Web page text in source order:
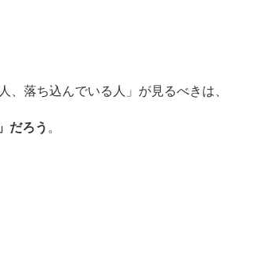
、落ち込んでいる人」が見るべきは、
だろう 。